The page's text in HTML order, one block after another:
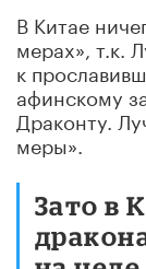
В Китае
мерах», т.к.
к
афинскому
Драконту.
меры».
Зато в